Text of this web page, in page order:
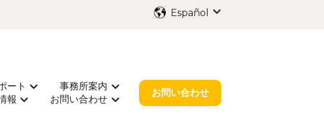
Español
de 海外出願
ート
Mostrar submenú de 業種別サポート
事務所案内
Mostrar submenú de 事務所案内
報
Mostrar submenú de お役立ち情報
お問い合わせ
Mostrar submenú de お問い合わせ
お問い合わせ